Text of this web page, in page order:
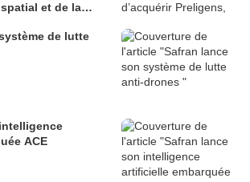
et de la
de lutte
ACE